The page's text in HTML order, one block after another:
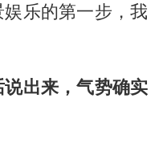
乐的第一步，我
出来，气势确实